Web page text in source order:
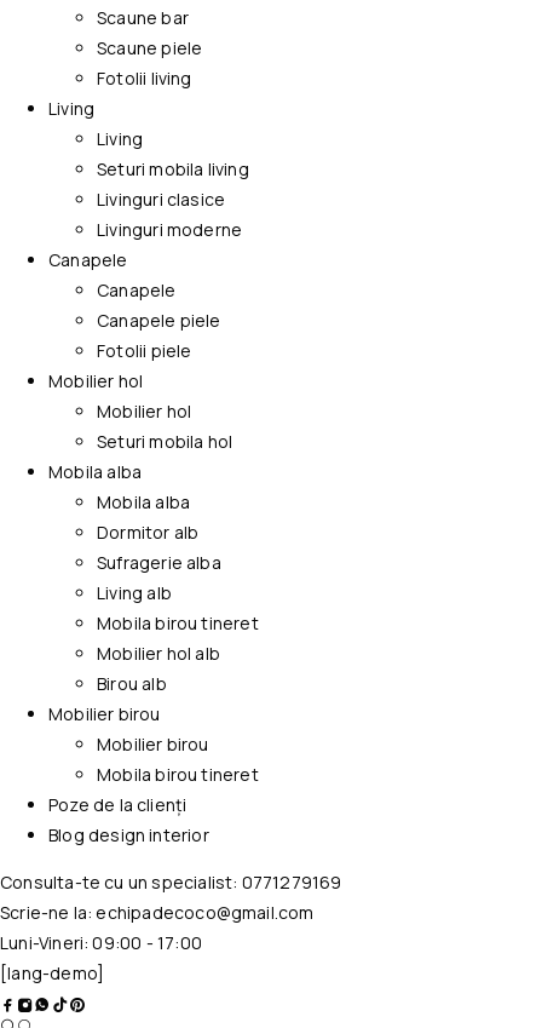
Scaune bar
Scaune piele
Fotolii living
Living
Living
Seturi mobila living
Livinguri clasice
Livinguri moderne
Canapele
Canapele
Canapele piele
Fotolii piele
Mobilier hol
Mobilier hol
Seturi mobila hol
Mobila alba
Mobila alba
Dormitor alb
Sufragerie alba
Living alb
Mobila birou tineret
Mobilier hol alb
Birou alb
Mobilier birou
Mobilier birou
Mobila birou tineret
Poze de la clienți
Blog design interior
Consulta-te cu un specialist: 0771279169
Scrie-ne la:echipadecoco@gmail.com
Luni-Vineri: 09:00 - 17:00
[lang-demo]